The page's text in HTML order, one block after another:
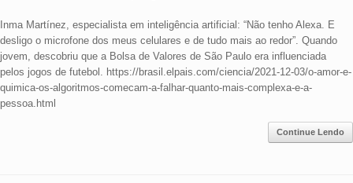
Inma Martínez, especialista em inteligência artificial: “Não tenho Alexa. E
desligo o microfone dos meus celulares e de tudo mais ao redor”. Quando
jovem, descobriu que a Bolsa de Valores de São Paulo era influenciada
pelos jogos de futebol. https://brasil.elpais.com/ciencia/2021-12-03/o-amor-e-
quimica-os-algoritmos-comecam-a-falhar-quanto-mais-complexa-e-a-
pessoa.html
Continue Lendo